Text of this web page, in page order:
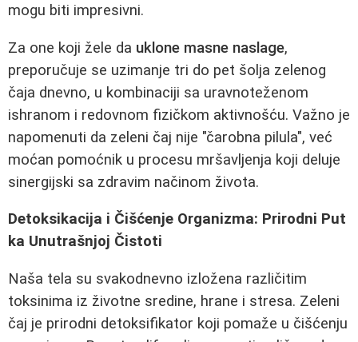
mogu biti impresivni.
Za one koji žele da uklone masne naslage,
preporučuje se uzimanje tri do pet šolja zelenog
čaja dnevno, u kombinaciji sa uravnoteženom
ishranom i redovnom fizičkom aktivnošću. Važno je
napomenuti da zeleni čaj nije "čarobna pilula", već
moćan pomoćnik u procesu mršavljenja koji deluje
sinergijski sa zdravim načinom života.
Detoksikacija i Čišćenje Organizma: Prirodni Put
ka Unutrašnjoj Čistoti
Naša tela su svakodnevno izložena različitim
toksinima iz životne sredine, hrane i stresa. Zeleni
čaj je prirodni detoksifikator koji pomaže u čišćenju